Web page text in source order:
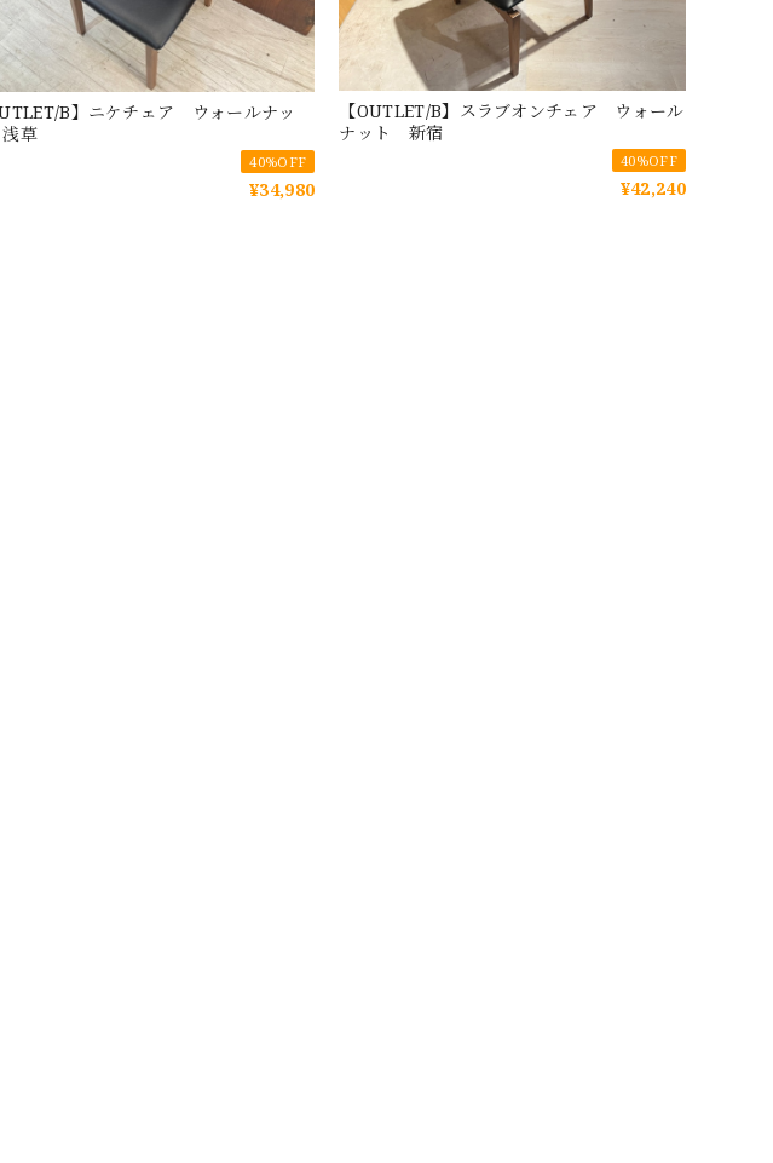
B】ニケチェア ウォールナッ
草
40%OFF
¥34,980
【OUTLET/B】スラブオンチェア ウォール
ナット 新宿
40%OFF
¥42,240